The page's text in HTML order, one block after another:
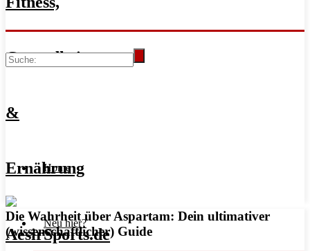
Gesundheit
&
Ernährung
Home
Neu hier?
Die Wahrheit über Aspartam: Dein ultimativer
(wissenschaftlicher) Guide